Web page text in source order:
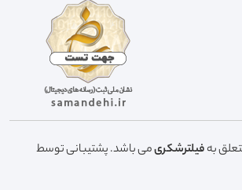
بهفیلترشکریمی باشد. پشتیبانی توسط